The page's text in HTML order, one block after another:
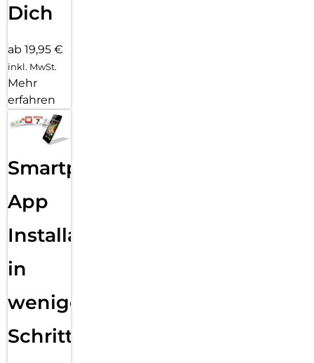
Dich
ab 19,95 €
inkl. MwSt.
Mehr
erfahren
Smartphone
App
Installation
in
wenigen
Schritten